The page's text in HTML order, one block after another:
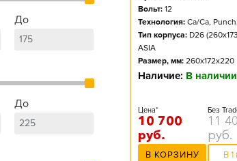
До
До
Вольт: 12
Технология: Ca/Ca,
Тип корпуса: D26
ASIA
Размер, мм: 260x172x220
Наличие: В наличии
Цена*
10 700
руб.
Без
11
руб.
В КОРЗИНУ В 1